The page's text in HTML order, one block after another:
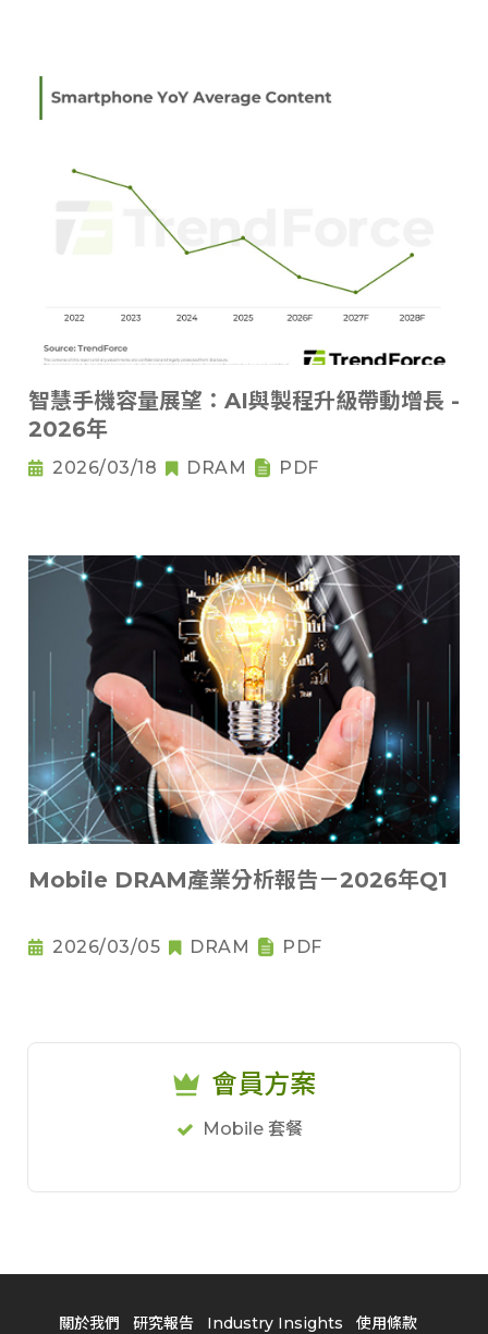
智慧手機容量展望：AI與製程升級帶動增長 -
2026年
2026/03/18 DRAM PDF
Mobile DRAM產業分析報告－2026年Q1
2026/03/05 DRAM PDF
會員方案
Mobile 套餐
關於我們 研究報告 Industry Insights 使用條款